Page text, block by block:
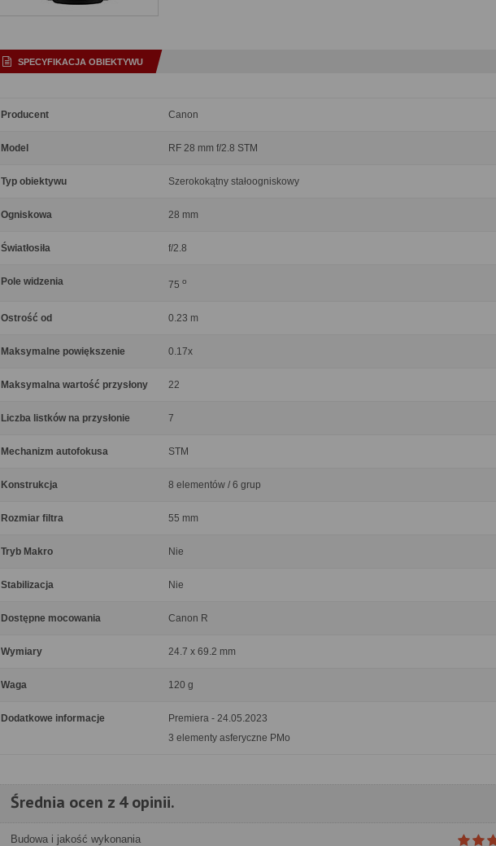
SPECYFIKACJA OBIEKTYWU
Producent Canon
Model RF 28 mm f/2.8 STM
Typ obiektywu Szerokokątny stałoogniskowy
Ogniskowa 28 mm
Światłosiła f/2.8
Pole widzenia 75 o
Ostrość od 0.23 m
Maksymalne powiększenie 0.17x
Maksymalna wartość przysłony 22
Liczba listków na przysłonie 7
Mechanizm autofokusa STM
Konstrukcja 8 elementów / 6 grup
Rozmiar filtra 55 mm
Tryb Makro Nie
Stabilizacja Nie
Dostępne mocowania Canon R
Wymiary 24.7 x 69.2 mm
Waga 120 g
Dodatkowe informacje
Premiera - 24.05.2023
3 elementy asferyczne PMo
Średnia ocen z 4 opinii.
Budowa i jakość wykonania